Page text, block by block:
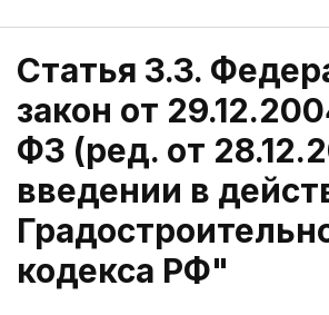
Статья 3.3.
закон от
ФЗ (ред. от
введении в
кодекса РФ"